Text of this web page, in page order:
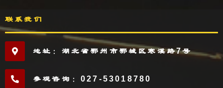
联系我们
地址：湖北省鄂州市鄂城区寒溪路7号
参观咨询：027-53018780